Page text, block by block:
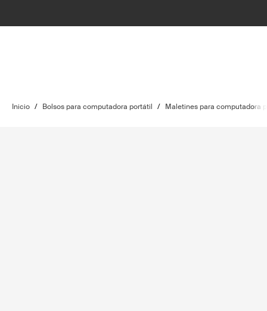
Inicio / Bolsos para computadora portátil / Maletines para computadora